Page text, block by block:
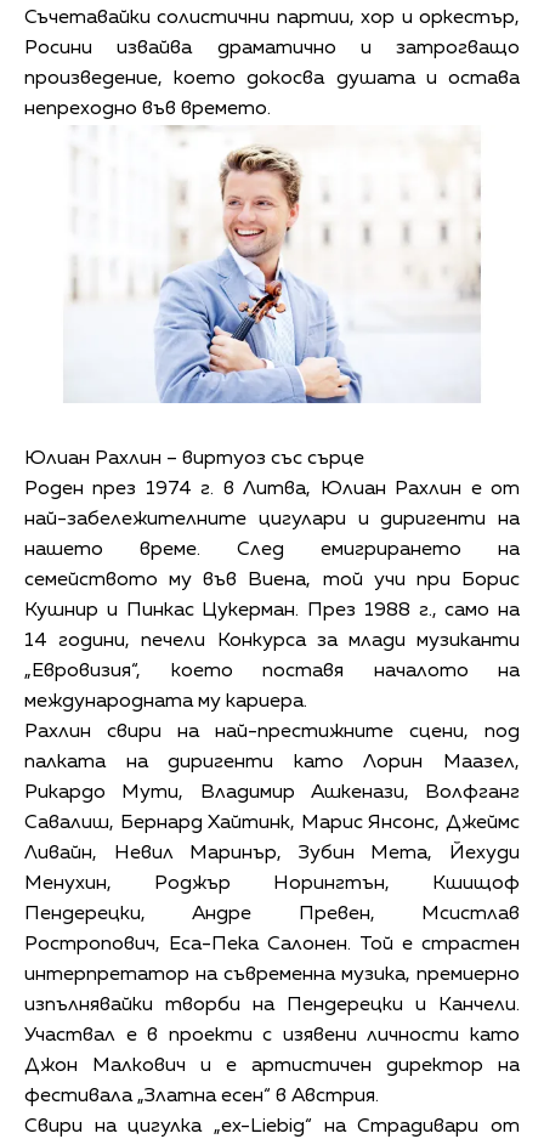
Съчетавайки солистични партии, хор и оркестър,
Росини извайва драматично и затрогващо
произведение, което докосва душата и остава
непреходно във времето.
Юлиан Рахлин – виртуоз със сърце
Роден през 1974 г. в Литва, Юлиан Рахлин е от
най-забележителните цигулари и диригенти на
нашето време. След емигрирането на
семейството му във Виена, той учи при Борис
Кушнир и Пинкас Цукерман. През 1988 г., само на
14 години, печели Конкурса за млади музиканти
„Евровизия“, което поставя началото на
международната му кариера.
Рахлин свири на най-престижните сцени, под
палката на диригенти като Лорин Маазел,
Рикардо Мути, Владимир Ашкенази, Волфганг
Савалиш, Бернард Хайтинк, Марис Янсонс, Джеймс
Ливайн, Невил Маринър, Зубин Мета, Йехуди
Менухин, Роджър Норингтън, Кшищоф
Пендерецки, Андре Превен, Мсистлав
Ростропович, Еса-Пека Салонен. Той е страстен
интерпретатор на съвременна музика, премиерно
изпълнявайки творби на Пендерецки и Канчели.
Участвал е в проекти с изявени личности като
Джон Малкович и е артистичен директор на
фестивала „Златна есен“ в Австрия.
Свири на цигулка „ex-Liebig“ на Страдивари от